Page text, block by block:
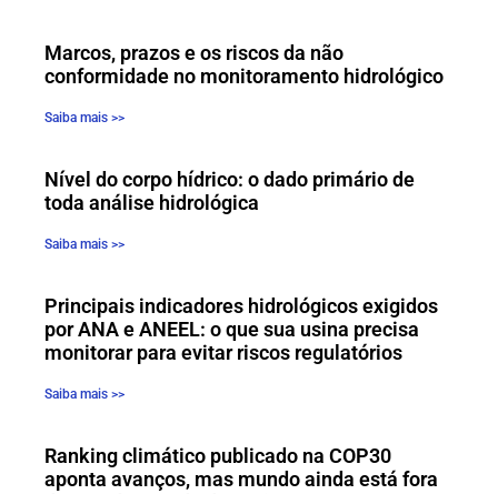
Marcos, prazos e os riscos da não
conformidade no monitoramento hidrológico
Saiba mais >>
Nível do corpo hídrico: o dado primário de
toda análise hidrológica
Saiba mais >>
Principais indicadores hidrológicos exigidos
por ANA e ANEEL: o que sua usina precisa
monitorar para evitar riscos regulatórios
Saiba mais >>
Ranking climático publicado na COP30
aponta avanços, mas mundo ainda está fora